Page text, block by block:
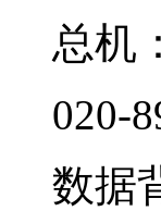
总机：
020-
数据